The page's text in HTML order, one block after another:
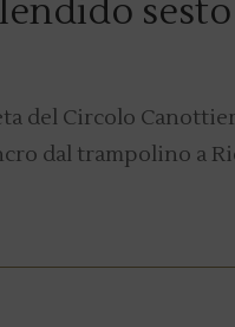
del Circolo
dal trampolino a